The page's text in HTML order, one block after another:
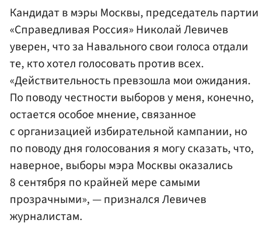
Кандидат в мэры Москвы, председатель партии
«Справедливая Россия» Николай Левичев
уверен, что за Навального свои голоса отдали
те, кто хотел голосовать против всех.
«Действительность превзошла мои ожидания.
По поводу честности выборов у меня, конечно,
остается особое мнение, связанное
с организацией избирательной кампании, но
по поводу дня голосования я могу сказать, что,
наверное, выборы мэра Москвы оказались
8 сентября по крайней мере самыми
прозрачными», — признался Левичев
журналистам.